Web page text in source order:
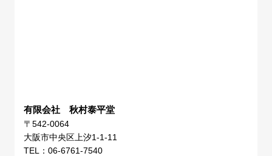
有限会社 秋村泰平堂
〒542-0064
大阪市中央区上汐1-1-11
TEL：06-6761-7540